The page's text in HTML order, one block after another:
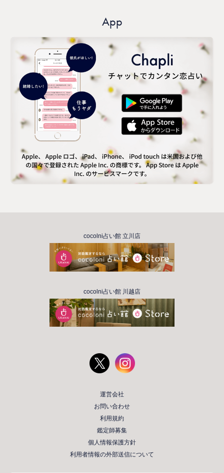
App
cocolni占い館 立川店
cocolni占い館 川越店
運営会社
お問い合わせ
利用規約
鑑定師募集
個人情報保護方針
利用者情報の外部送信について